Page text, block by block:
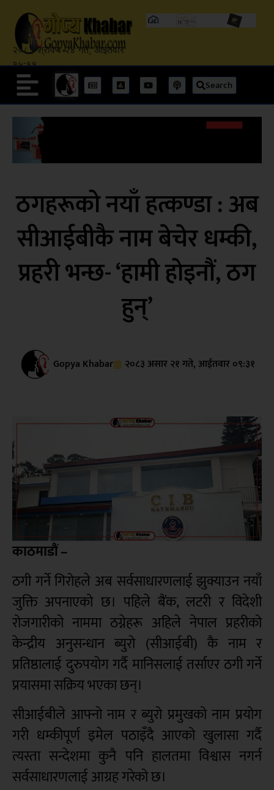
२०८३ श्रावण २४ गते, आईतवार
१५:११
Search
ठगहरूको नयाँ हत्कण्डा : अब
सीआईबीकै नाम बेचेर धम्की,
प्रहरी भन्छ- ‘हामी होइनौं, ठग
हुन्’
Gopya Khabar २०८३ असार २१ गते, आईतवार ०९:३१
काठमाडौं –
ठगी गर्ने गिरोहले अब सर्वसाधारणलाई झुक्याउन नयाँ
जुक्ति अपनाएको छ। पहिले बैंक, लटरी र विदेशी
रोजगारीको नाममा ठग्नेहरू अहिले नेपाल प्रहरीको
केन्द्रीय अनुसन्धान ब्युरो (सीआईबी) कै नाम र
प्रतिष्ठालाई दुरुपयोग गर्दै मानिसलाई तर्साएर ठगी गर्ने
प्रयासमा सक्रिय भएका छन्।
सीआईबीले आफ्नो नाम र ब्युरो प्रमुखको नाम प्रयोग
गरी धम्कीपूर्ण इमेल पठाइँदै आएको खुलासा गर्दै
त्यस्ता सन्देशमा कुनै पनि हालतमा विश्वास नगर्न
सर्वसाधारणलाई आग्रह गरेको छ।